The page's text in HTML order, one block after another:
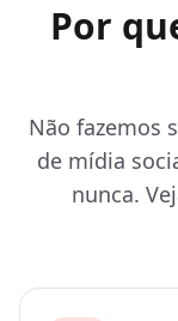
Por
Não fazemos
de mídia
nunca.